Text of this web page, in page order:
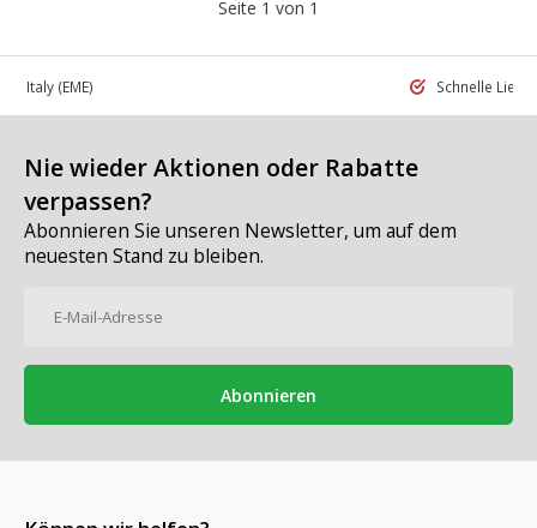
Seite 1 von 1
in Italy (EME) Schnelle
Nie wieder Aktionen oder Rabatte
verpassen?
Abonnieren Sie unseren Newsletter, um auf dem
neuesten Stand zu bleiben.
Abonnieren